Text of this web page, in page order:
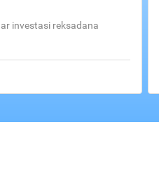
investasi reksadana